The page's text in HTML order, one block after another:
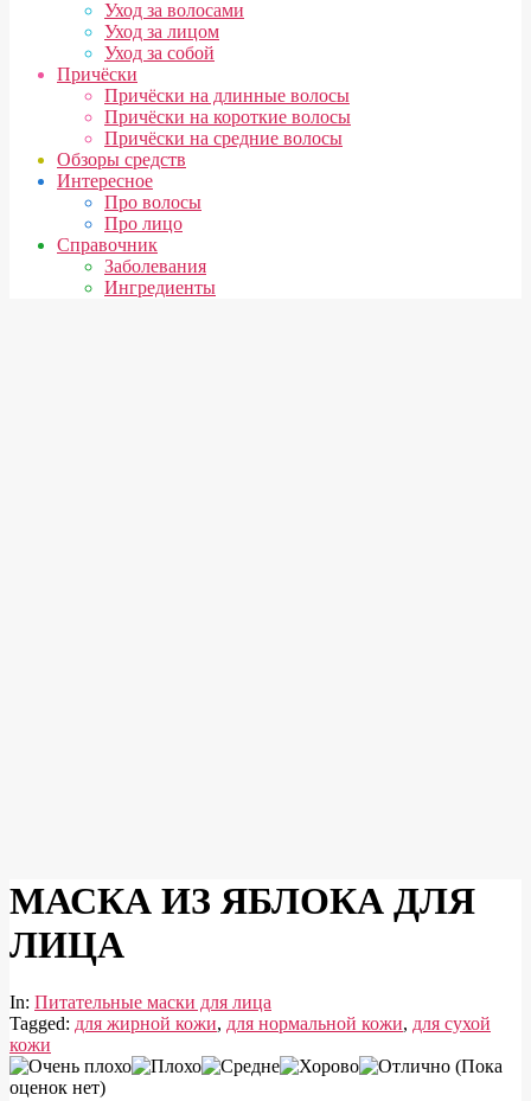
Уход за волосами
Уход за лицом
Уход за собой
Причёски
Причёски на длинные волосы
Причёски на короткие волосы
Причёски на средние волосы
Обзоры средств
Интересное
Про волосы
Про лицо
Справочник
Заболевания
Ингредиенты
МАСКА ИЗ ЯБЛОКА ДЛЯ
ЛИЦА
In: Питательные маски для лица
Tagged: для жирной кожи, для нормальной кожи, для сухой
кожи
(Пока
оценок нет)